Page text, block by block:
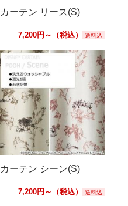
カーテン リース(S)
7,200円～（税込） 送料込
カーテン シーン(S)
7,200円～（税込） 送料込